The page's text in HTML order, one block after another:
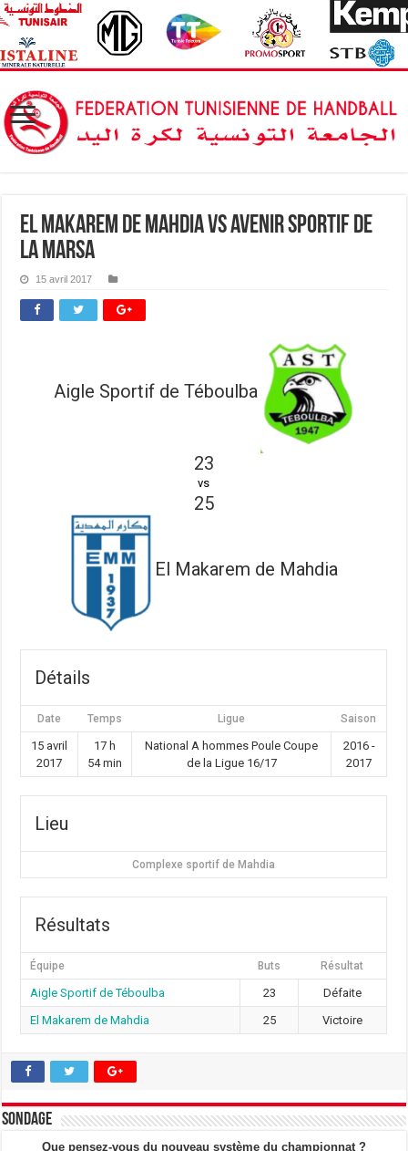
El Makarem de Mahdia vs Avenir sportif de
la Marsa
15 avril 2017
Aigle Sportif de Téboulba
23
vs
25
El Makarem de Mahdia
Détails
Date Temps Ligue Saison
15 avril
2017
17 h
54 min
National A hommes Poule Coupe
de la Ligue 16/17
2016 -
2017
Lieu
Complexe sportif de Mahdia
Résultats
Équipe Buts Résultat
Aigle Sportif de Téboulba 23
Défaite
El Makarem de Mahdia
25 Victoire
Sondage
Que pensez-vous du nouveau système du championnat ?